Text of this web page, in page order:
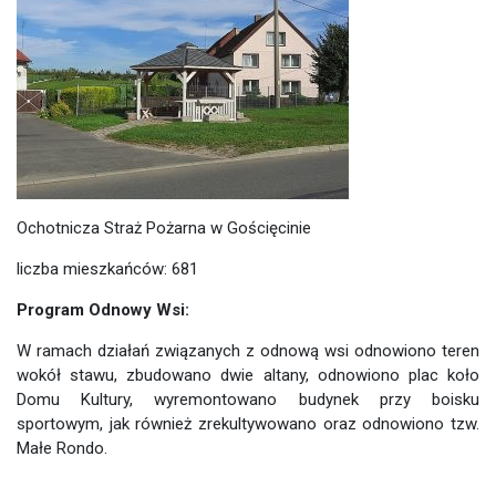
Ochotnicza Straż Pożarna w Gościęcinie
liczba mieszkańców: 681
Program Odnowy Wsi:
W ramach działań związanych z odnową wsi odnowiono teren
wokół stawu, zbudowano dwie altany, odnowiono plac koło
Domu Kultury, wyremontowano budynek przy boisku
sportowym, jak również zrekultywowano oraz odnowiono tzw.
Małe Rondo.